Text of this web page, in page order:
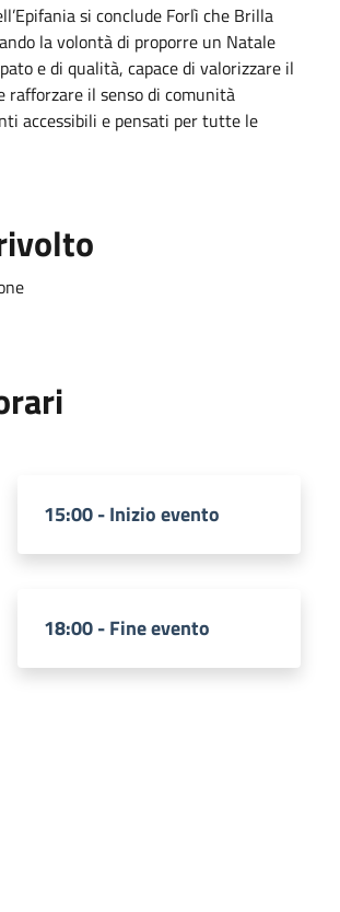
si conclude Forlì che Brilla
la volontà di proporre un Natale
e di qualità, capace di valorizzare il
rafforzare il senso di comunità
accessibili e pensati per tutte le
15:00 - Inizio evento
18:00 - Fine evento